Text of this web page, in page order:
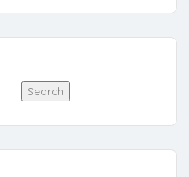
Search